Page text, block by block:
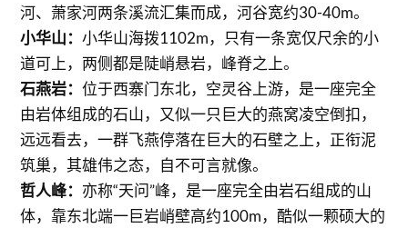
河、萧家河两条溪流汇集而成，河谷宽约30-40m。
小华山：小华山海拨1102m，只有一条宽仅尺余的小
道可上，两侧都是陡峭悬岩，峰脊之上。
石燕岩：位于西寨门东北，空灵谷上游，是一座完全
由岩体组成的石山，又似一只巨大的燕窝凌空倒扣，
远远看去，一群飞燕停落在巨大的石壁之上，正衔泥
筑巢，其雄伟之态，自不可言就像。
哲人峰： 亦称“天问”峰，是一座完全由岩石组成的山
体，靠东北端一巨岩峭壁高约100m，酷似一颗硕大的